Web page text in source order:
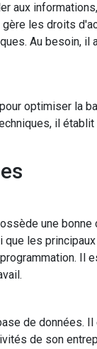
aux
les droits
Au besoin,
optimiser la
il
une
les
de données.
de son